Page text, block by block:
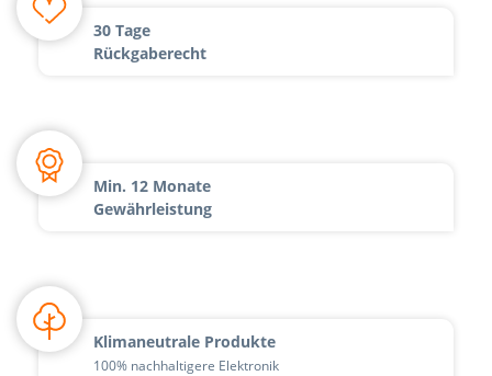
30 Tage
Rückgaberecht
Min. 12 Monate
Gewährleistung
Klimaneutrale Produkte
100% nachhaltigere Elektronik